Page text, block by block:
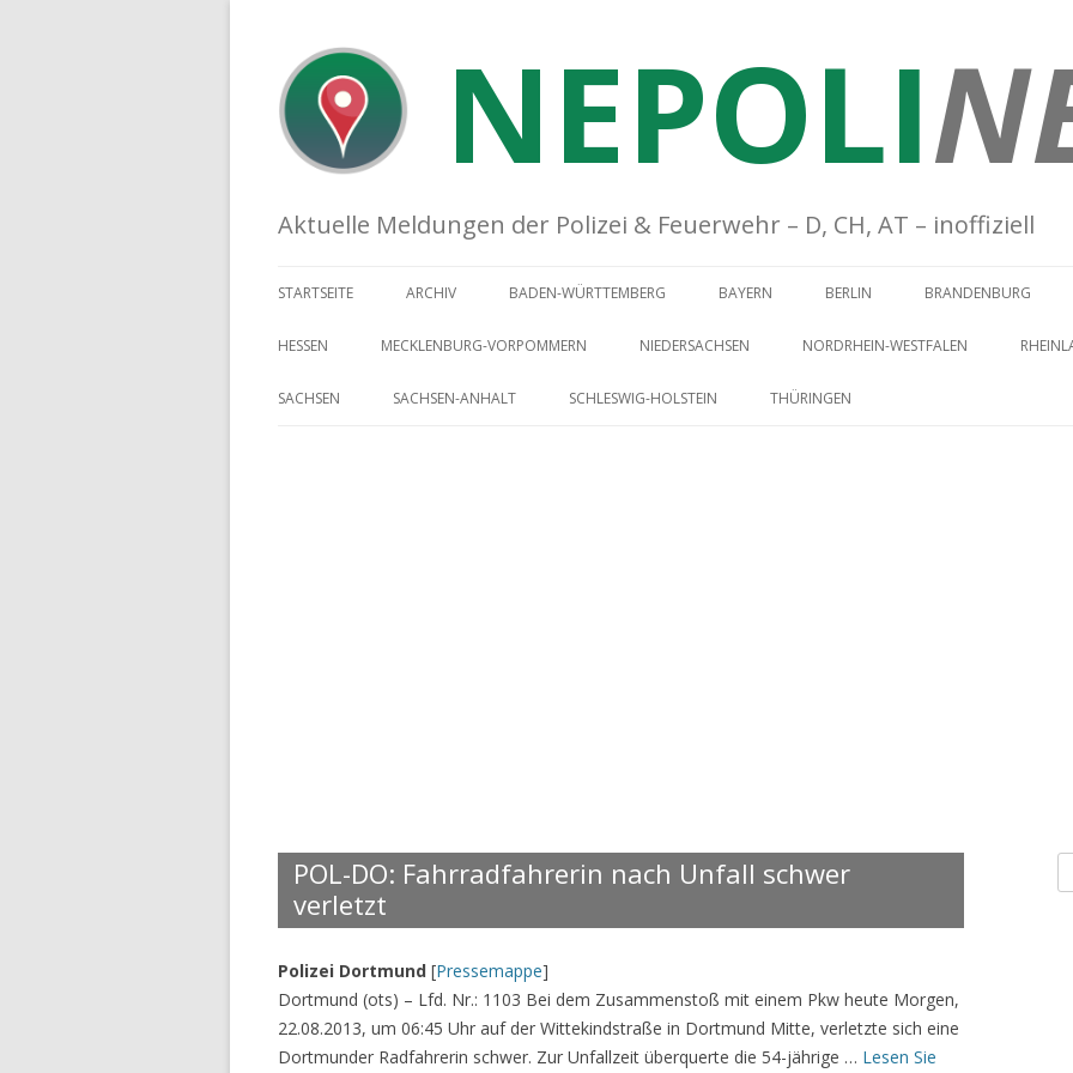
NEPOLI
Aktuelle Meldungen der Polizei & Feuerwehr – D, CH, AT – inoffiziell
STARTSEITE ARCHIV BADEN-WÜRTTEMBERG BAYERN BERLIN BRANDENBURG
HESSEN MECKLENBURG-VORPOMMERN NIEDERSACHSEN NORDRHEIN-WESTFALEN
SACHSEN SACHSEN-ANHALT SCHLESWIG-HOLSTEIN THÜRINGEN
POL-DO: Fahrradfahrerin nach Unfall schwer
verletzt
Polizei Dortmund [Pressemappe]
Dortmund (ots) – Lfd. Nr.: 1103 Bei dem Zusammenstoß mit einem Pkw heute Morgen,
22.08.2013, um 06:45 Uhr auf der Wittekindstraße in Dortmund Mitte, verletzte sich eine
Dortmunder Radfahrerin schwer. Zur Unfallzeit überquerte die 54-jährige … Lesen Sie